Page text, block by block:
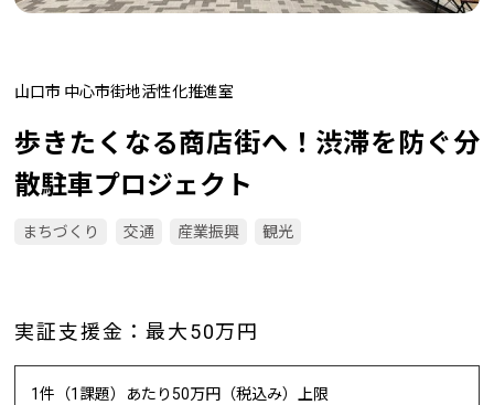
山口市 中心市街地活性化推進室
歩きたくなる商店街へ！渋滞を防ぐ分
散駐車プロジェクト
まちづくり 交通 産業振興 観光
実証支援金：最大50万円
1件（1課題）あたり50万円（税込み）上限